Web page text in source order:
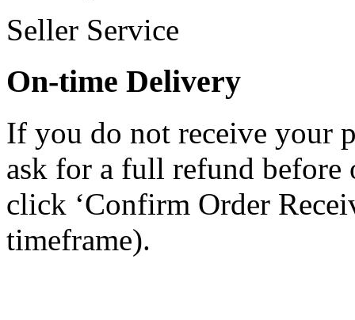
Seller Service
On-time Delivery
If you do not receive your
ask for a full refund
click ‘Confirm Order
timeframe).